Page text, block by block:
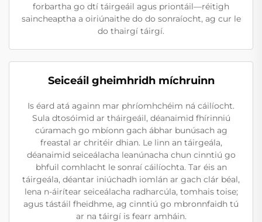
forbartha go dtí táirgeáil agus priontáil—réitigh
saincheaptha a oiriúnaithe do do sonraíocht, ag cur le
do thairgí táirgí.
Seiceáil gheimhridh míchruinn
Is éard atá againn mar phríomhchéim ná cáilíocht.
Sula dtosóimid ar tháirgeáil, déanaimid fhírinniú
cúramach go mbíonn gach ábhar bunúsach ag
freastal ar chritéir dhian. Le linn an táirgeála,
déanaimid seiceálacha leanúnacha chun cinntiú go
bhfuil comhlacht le sonraí cáilíochta. Tar éis an
táirgeála, déantar iniúchadh iomlán ar gach clár béal,
lena n-áirítear seiceálacha radharcúla, tomhais toise;
agus tástáil fheidhme, ag cinntiú go mbronnfaidh tú
ar na táirgí is fearr amháin.